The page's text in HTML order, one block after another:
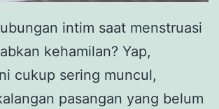
intim saat menstruasi
kehamilan? Yap,
cukup sering muncul,
pasangan yang belum